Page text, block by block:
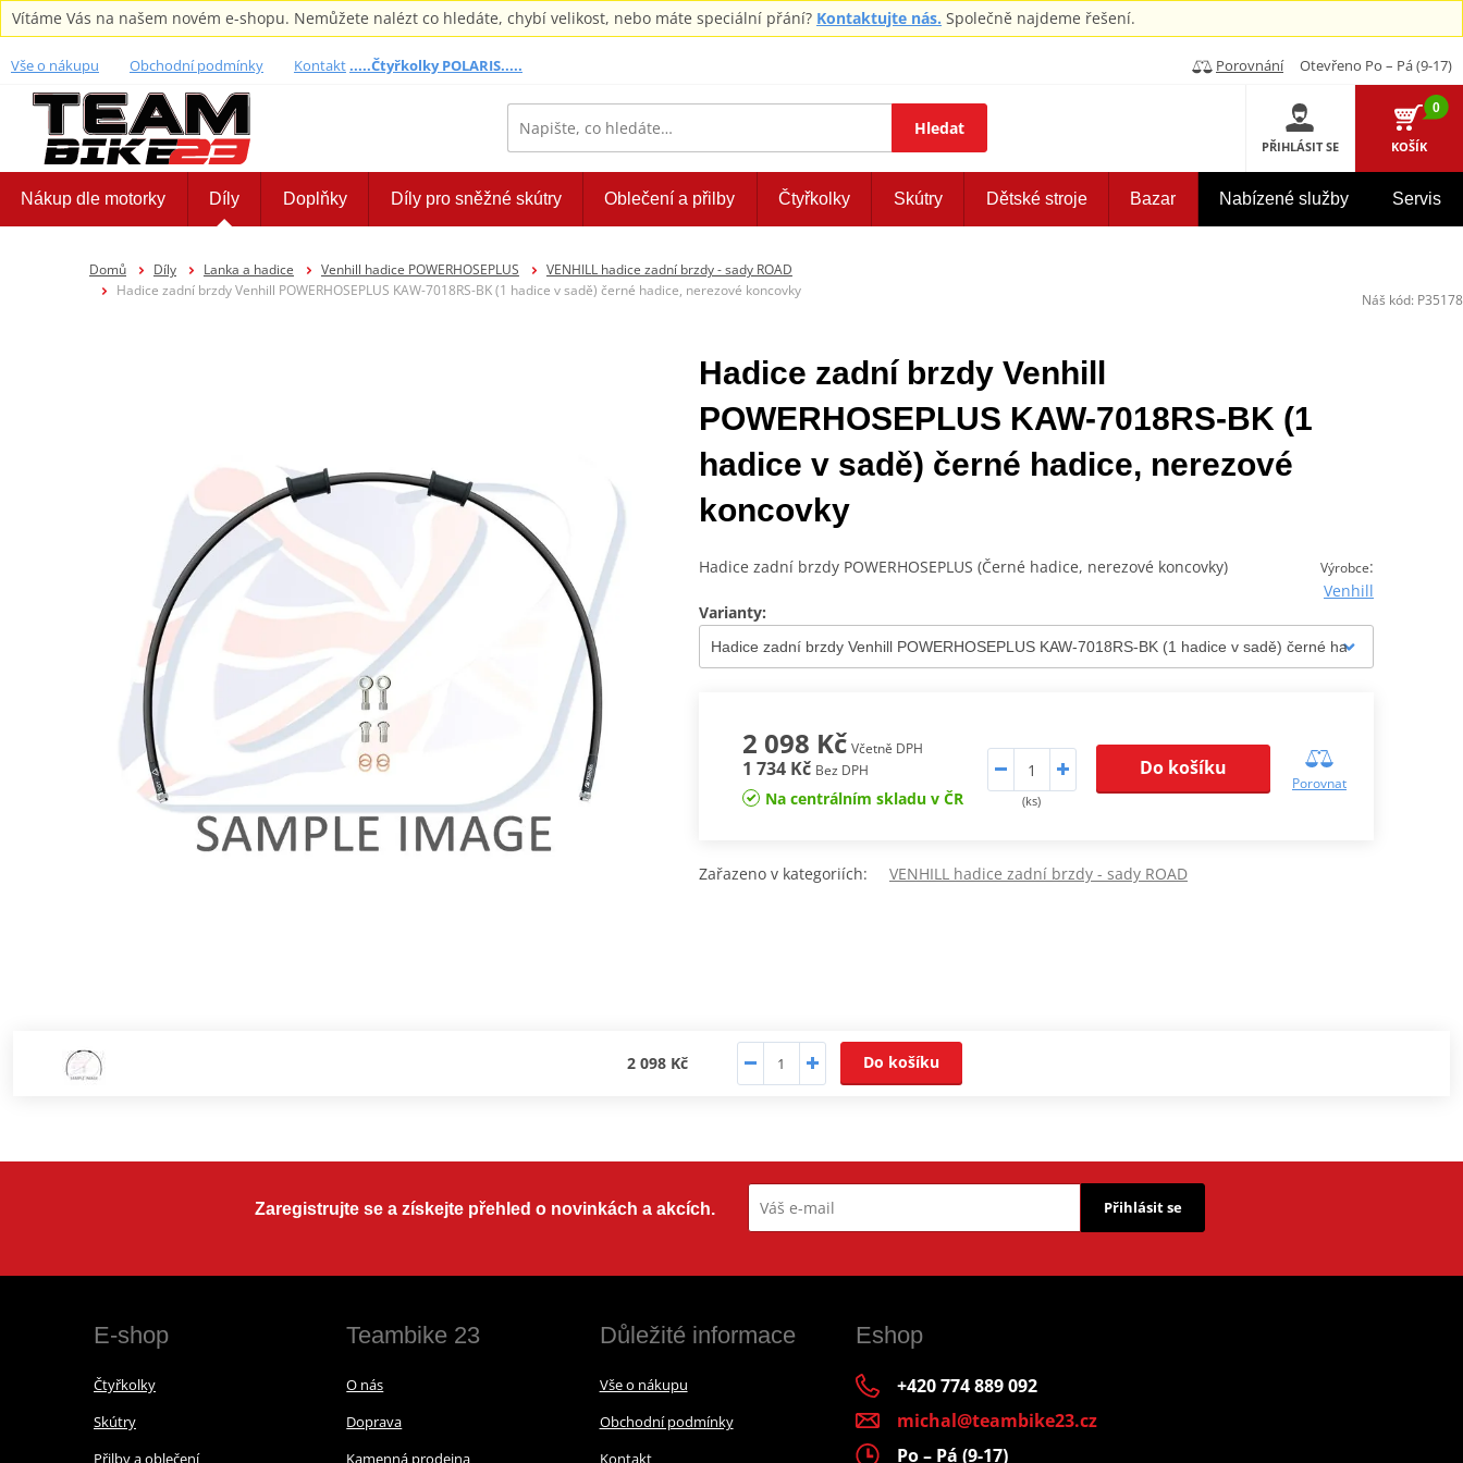
Vítáme Vás na našem novém e-shopu. Nemůžete nalézt co hledáte, chybí velikost, nebo máte speciální přání? Kontaktujte nás. Společně najdeme řešení.
Vše o nákupu Obchodní podmínky Kontakt.....Čtyřkolky POLARIS..... Porovnání Otevřeno Po – Pá (9-17)
Hledat
PŘIHLÁSIT SE
0
KOŠÍK
Nákup dle motorky Díly Doplňky Díly pro sněžné skútry Oblečení a přilby Čtyřkolky Skútry Dětské stroje Bazar Nabízené služby Servis
Domů Díly Lanka a hadice Venhill hadice POWERHOSEPLUS
VENHILL hadice zadní brzdy - sady ROAD
Hadice zadní brzdy Venhill POWERHOSEPLUS KAW-7018RS-BK (1 hadice v sadě) černé hadice, nerezové koncovky
Hadice zadní brzdy Venhill
POWERHOSEPLUS KAW-7018RS-BK (1
hadice v sadě) černé hadice, nerezové
koncovky
Výrobce:
Venhill
Hadice zadní brzdy POWERHOSEPLUS (Černé hadice, nerezové koncovky)
Varianty:
2 098 Kč Včetně DPH
1 734 Kč Bez DPH
Na centrálním skladu v ČR (ks)
Do košíku
Porovnat
Zařazeno v kategoriích: VENHILL hadice zadní brzdy - sady ROAD
2 098 Kč Do košíku
Náš kód: P35178
Zaregistrujte se a získejte přehled o novinkách a akcích. Přihlásit se
E-shop
Čtyřkolky
Skútry
Přilby a oblečení
Teambike 23
O nás
Doprava
Kamenná prodejna
Důležité informace
Vše o nákupu
Obchodní podmínky
Kontakt
Eshop
+420 774 889 092
michal@teambike23.cz
Po – Pá (9-17)